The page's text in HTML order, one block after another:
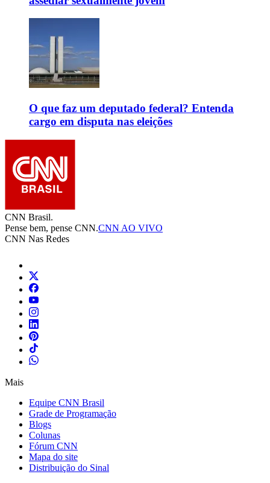
O que faz um deputado federal? Entenda
cargo em disputa nas eleições
CNN Brasil.
Pense bem, pense CNN.CNN AO VIVO
CNN Nas Redes
Mais
Equipe CNN Brasil
Grade de Programação
Blogs
Colunas
Fórum CNN
Mapa do site
Distribuição do Sinal